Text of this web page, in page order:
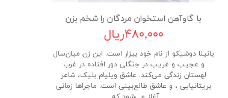
با گاوآهن استخوان مردگان را شخم بزن
۴۸۰,۰۰۰ریال
یانینا دوشیکو از نام خود بیزار است. این زن میان‌سال
و عجیب و غریب در جنگلی دور افتاده در غرب
لهستان زندگی می‌کند. عاشق ویلیام بلیک، شاعر
بریتانیایی ، و عاشق طالع‌بینی است. ماجراها زمانی